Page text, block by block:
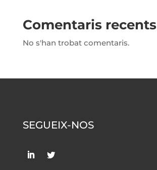
Comentaris recents
No s'han trobat comentaris.
SEGUEIX-NOS